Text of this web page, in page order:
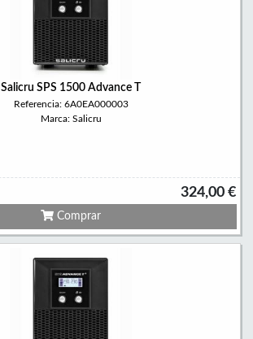
Salicru SPS 1500 Advance T
Referencia: 6A0EA000003
Marca: Salicru
324,00 €
Comprar